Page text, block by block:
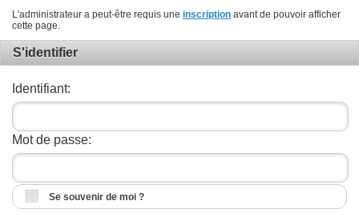
L'administrateur a peut-être requis une inscription avant de pouvoir afficher
cette page.
S'identifier
Identifiant:
Mot de passe:
Se souvenir de moi ?